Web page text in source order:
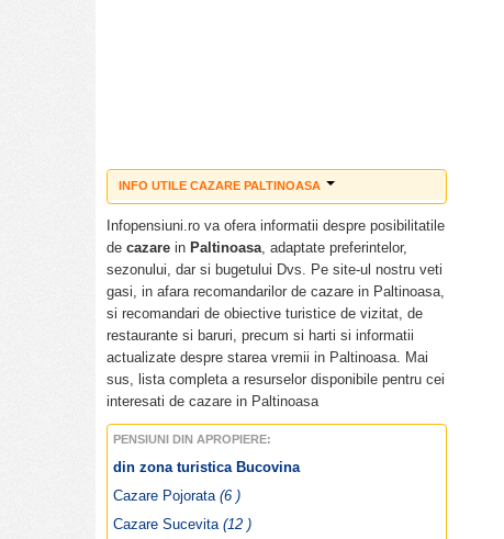
INFO UTILE CAZARE PALTINOASA
Cazare ieftina Paltinoasa
Pensiuni ieftine Paltinoasa
Pensiuni cu piscina Paltinoasa
Tarife cazare Paltinoasa
Cazare pensiuni Paltinoasa
Cazare vile Paltinoasa
Cazare hoteluri Paltinoasa
Revelion Paltinoasa
Craciun Paltinoasa
Paste Paltinoasa
InformatiiPaltinoasa
Poze Paltinoasa
Obiective turistice Paltinoasa
Sarbatori traditionale Paltinoasa
Infopensiuni.ro va ofera informatii despre posibilitatile
de cazare in Paltinoasa, adaptate preferintelor,
sezonului, dar si bugetului Dvs. Pe site-ul nostru veti
gasi, in afara recomandarilor de cazare in Paltinoasa,
si recomandari de obiective turistice de vizitat, de
restaurante si baruri, precum si harti si informatii
actualizate despre starea vremii in Paltinoasa. Mai
sus, lista completa a resurselor disponibile pentru cei
interesati de cazare in Paltinoasa
PENSIUNI DIN APROPIERE:
din zona turistica Bucovina
Cazare Pojorata (6 )
Cazare Sucevita (12 )